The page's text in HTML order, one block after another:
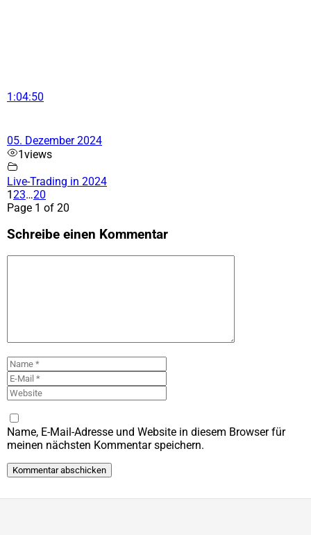
1:04:50
05. Dezember 2024
1views
Live-Trading in 2024
123…20
Page 1 of 20
Schreibe einen Kommentar
Name
Mail
Name, E-Mail-Adresse und Website in diesem Browser für
meinen nächsten Kommentar speichern.